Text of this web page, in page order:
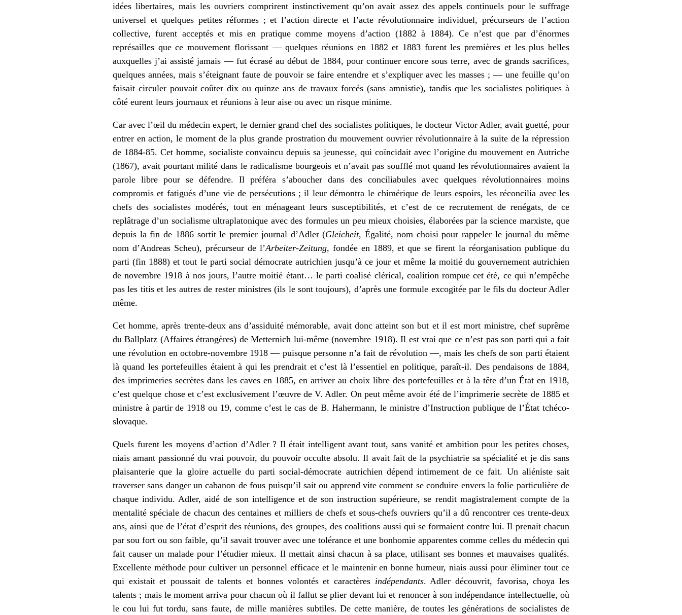
idées libertaires, mais les ouvriers comprirent instinctivement qu’on avait assez des appels continuels pour le suffrage
universel et quelques petites réformes ; et l’action directe et l’acte révolutionnaire individuel, précurseurs de l’action
collective, furent acceptés et mis en pratique comme moyens d’action (1882 à 1884). Ce n’est que par d’énormes
représailles que ce mouvement florissant — quelques réunions en 1882 et 1883 furent les premières et les plus belles
auxquelles j’ai assisté jamais — fut écrasé au début de 1884, pour continuer encore sous terre, avec de grands sacrifices,
quelques années, mais s’éteignant faute de pouvoir se faire entendre et s’expliquer avec les masses ; — une feuille qu’on
faisait circuler pouvait coûter dix ou quinze ans de travaux forcés (sans amnistie), tandis que les socialistes politiques à
côté eurent leurs journaux et réunions à leur aise ou avec un risque minime.
Car avec l’œil du médecin expert, le dernier grand chef des socialistes politiques, le docteur Victor Adler, avait guetté, pour
entrer en action, le moment de la plus grande prostration du mouvement ouvrier révolutionnaire à la suite de la répression
de 1884-85. Cet homme, socialiste convaincu depuis sa jeunesse, qui coïncidait avec l’origine du mouvement en Autriche
(1867), avait pourtant milité dans le radicalisme bourgeois et n’avait pas soufflé mot quand les révolutionnaires avaient la
parole libre pour se défendre. Il préféra s’aboucher dans des conciliabules avec quelques révolutionnaires moins
compromis et fatigués d’une vie de persécutions ; il leur démontra le chimérique de leurs espoirs, les réconcilia avec les
chefs des socialistes modérés, tout en ménageant leurs susceptibilités, et c’est de ce recrutement de renégats, de ce
replâtrage d’un socialisme ultraplatonique avec des formules un peu mieux choisies, élaborées par la science marxiste, que
depuis la fin de 1886 sortit le premier journal d’Adler (Gleicheit, Égalité, nom choisi pour rappeler le journal du même
nom d’Andreas Scheu), précurseur de l’Arbeiter-Zeitung, fondée en 1889, et que se firent la réorganisation publique du
parti (fin 1888) et tout le parti social démocrate autrichien jusqu’à ce jour et même la moitié du gouvernement autrichien
de novembre 1918 à nos jours, l’autre moitié étant… le parti coalisé clérical, coalition rompue cet été, ce qui n’empêche
pas les titis et les autres de rester ministres (ils le sont toujours), d’après une formule excogitée par le fils du docteur Adler
même.
Cet homme, après trente-deux ans d’assiduité mémorable, avait donc atteint son but et il est mort ministre, chef suprême
du Ballplatz (Affaires étrangères) de Metternich lui-même (novembre 1918). Il est vrai que ce n’est pas son parti qui a fait
une révolution en octobre-novembre 1918 — puisque personne n’a fait de révolution —, mais les chefs de son parti étaient
là quand les portefeuilles étaient à qui les prendrait et c’est là l’essentiel en politique, paraît-il. Des pendaisons de 1884,
des imprimeries secrètes dans les caves en 1885, en arriver au choix libre des portefeuilles et à la tête d’un État en 1918,
c’est quelque chose et c’est exclusivement l’œuvre de V. Adler. On peut même avoir été de l’imprimerie secrète de 1885 et
ministre à partir de 1918 ou 19, comme c’est le cas de B. Hahermann, le ministre d’Instruction publique de l’État tchéco-
slovaque.
Quels furent les moyens d’action d’Adler ? Il était intelligent avant tout, sans vanité et ambition pour les petites choses,
niais amant passionné du vrai pouvoir, du pouvoir occulte absolu. Il avait fait de la psychiatrie sa spécialité et je dis sans
plaisanterie que la gloire actuelle du parti social-démocrate autrichien dépend intimement de ce fait. Un aliéniste sait
traverser sans danger un cabanon de fous puisqu’il sait ou apprend vite comment se conduire envers la folie particulière de
chaque individu. Adler, aidé de son intelligence et de son instruction supérieure, se rendit magistralement compte de la
mentalité spéciale de chacun des centaines et milliers de chefs et sous-chefs ouvriers qu’il a dû rencontrer ces trente-deux
ans, ainsi que de l’état d’esprit des réunions, des groupes, des coalitions aussi qui se formaient contre lui. Il prenait chacun
par sou fort ou son faible, qu’il savait trouver avec une tolérance et une bonhomie apparentes comme celles du médecin qui
fait causer un malade pour l’étudier mieux. Il mettait ainsi chacun à sa place, utilisant ses bonnes et mauvaises qualités.
Excellente méthode pour cultiver un personnel efficace et le maintenir en bonne humeur, niais aussi pour éliminer tout ce
qui existait et poussait de talents et bonnes volontés et caractères indépendants. Adler découvrit, favorisa, choya les
talents ; mais le moment arriva pour chacun où il fallut se plier devant lui et renoncer à son indépendance intellectuelle, où
le cou lui fut tordu, sans faute, de mille manières subtiles. De cette manière, de toutes les générations de socialistes de